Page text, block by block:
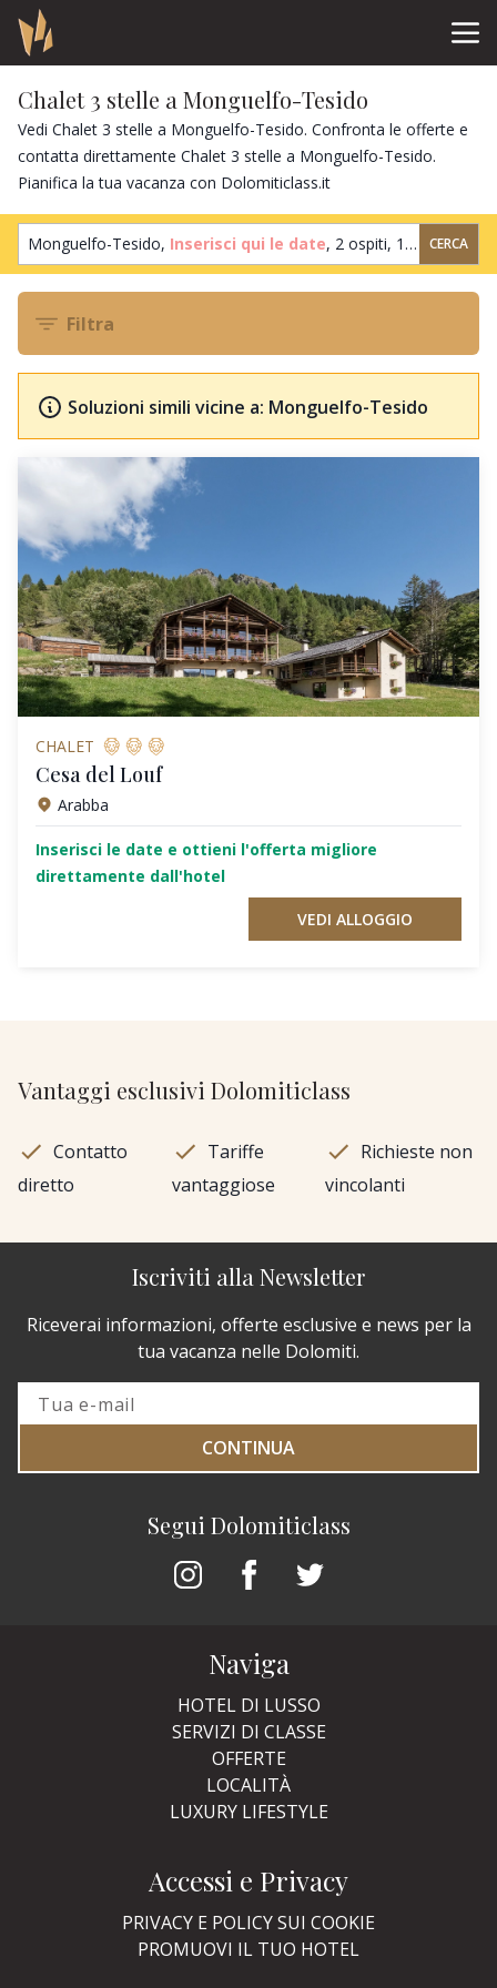
Chalet 3 stelle a Monguelfo-Tesido
Vedi Chalet 3 stelle a Monguelfo-Tesido. Confronta le offerte e
contatta direttamente Chalet 3 stelle a Monguelfo-Tesido.
Pianifica la tua vacanza con Dolomiticlass.it
Monguelfo-Tesido, Inserisci qui le date, 2 ospiti, 1 camera CERCA
Filtra
Soluzioni simili vicine a: Monguelfo-Tesido
CHALET
Cesa del Louf
Arabba
Inserisci le date e ottieni l'offerta migliore
direttamente dall'hotel
VEDI ALLOGGIO
Vantaggi esclusivi Dolomiticlass
Contatto
diretto
Tariffe
vantaggiose
Richieste non
vincolanti
Segui Dolomiticlass
Iscriviti alla Newsletter
Riceverai informazioni, offerte esclusive e news per la
tua vacanza nelle Dolomiti.
CONTINUA
Naviga
HOTEL DI LUSSO
SERVIZI DI CLASSE
OFFERTE
LOCALITÀ
LUXURY LIFESTYLE
Accessi e Privacy
PRIVACY E POLICY SUI COOKIE
PROMUOVI IL TUO HOTEL